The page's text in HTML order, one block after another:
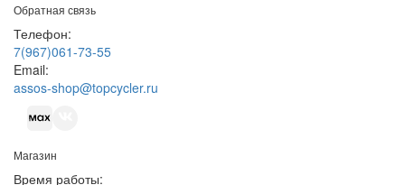
Обратная связь
Телефон:
7(967)061-73-55
Email:
assos-shop@topcycler.ru
Магазин
Время работы: